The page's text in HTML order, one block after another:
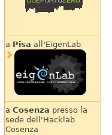
a Pisa all'EigenLab
a Cosenza presso la
sede dell'Hacklab
Cosenza